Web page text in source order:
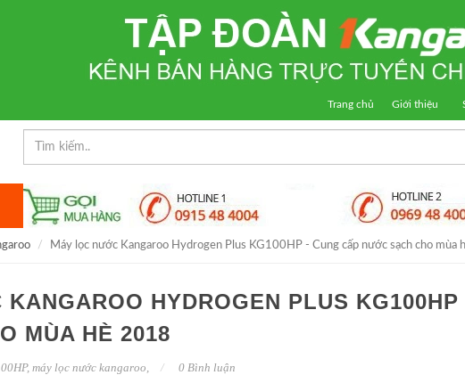
Trang chủ Giới thiệu
Máy lọc nước Kangaroo Hydrogen Plus KG100HP - Cung cấp nước sạch cho mùa
HYDROGEN PLUS
MÙA HÈ 2018
, máy lọc nước kangaroo, 0 Bình luận